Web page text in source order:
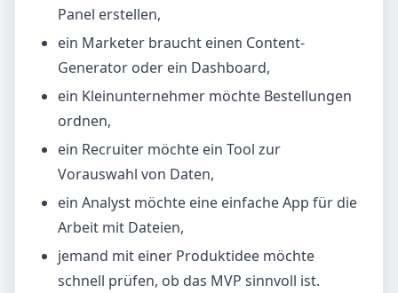
Panel erstellen,
ein Marketer braucht einen Content-
Generator oder ein Dashboard,
ein Kleinunternehmer möchte Bestellungen
ordnen,
ein Recruiter möchte ein Tool zur
Vorauswahl von Daten,
ein Analyst möchte eine einfache App für die
Arbeit mit Dateien,
jemand mit einer Produktidee möchte
schnell prüfen, ob das MVP sinnvoll ist.